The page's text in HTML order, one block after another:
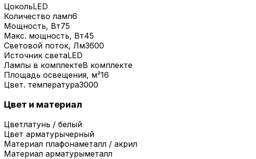
ЦокольLED
Количество ламп6
Мощность, Вт75
Макс. мощность, Вт45
Световой поток, Лм3600
Источник светаLED
Лампы в комплектеВ комплекте
Площадь освещения, м²16
Цвет. температура3000
Цвет и материал
Цветлатунь / белый
Цвет арматурычерный
Материал плафонаметалл / акрил
Материал арматурыметалл